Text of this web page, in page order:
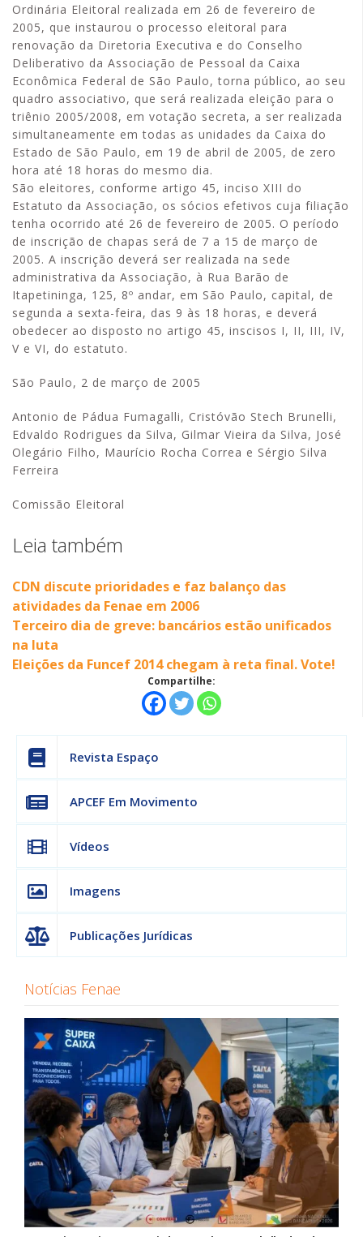
Ordinária Eleitoral realizada em 26 de fevereiro de
2005, que instaurou o processo eleitoral para
renovação da Diretoria Executiva e do Conselho
Deliberativo da Associação de Pessoal da Caixa
Econômica Federal de São Paulo, torna público, ao seu
quadro associativo, que será realizada eleição para o
triênio 2005/2008, em votação secreta, a ser realizada
simultaneamente em todas as unidades da Caixa do
Estado de São Paulo, em 19 de abril de 2005, de zero
hora até 18 horas do mesmo dia.
São eleitores, conforme artigo 45, inciso XIII do
Estatuto da Associação, os sócios efetivos cuja filiação
tenha ocorrido até 26 de fevereiro de 2005. O período
de inscrição de chapas será de 7 a 15 de março de
2005. A inscrição deverá ser realizada na sede
administrativa da Associação, à Rua Barão de
Itapetininga, 125, 8º andar, em São Paulo, capital, de
segunda a sexta-feira, das 9 às 18 horas, e deverá
obedecer ao disposto no artigo 45, inscisos I, II, III, IV,
V e VI, do estatuto.
São Paulo, 2 de março de 2005
Antonio de Pádua Fumagalli, Cristóvão Stech Brunelli,
Edvaldo Rodrigues da Silva, Gilmar Vieira da Silva, José
Olegário Filho, Maurício Rocha Correa e Sérgio Silva
Ferreira
Comissão Eleitoral
Leia também
CDN discute prioridades e faz balanço das
atividades da Fenae em 2006
Terceiro dia de greve: bancários estão unificados
na luta
Eleições da Funcef 2014 chegam à reta final. Vote!
Compartilhe:
Revista Espaço
APCEF Em Movimento
Vídeos
Imagens
Publicações Jurídicas
Notícias Fenae